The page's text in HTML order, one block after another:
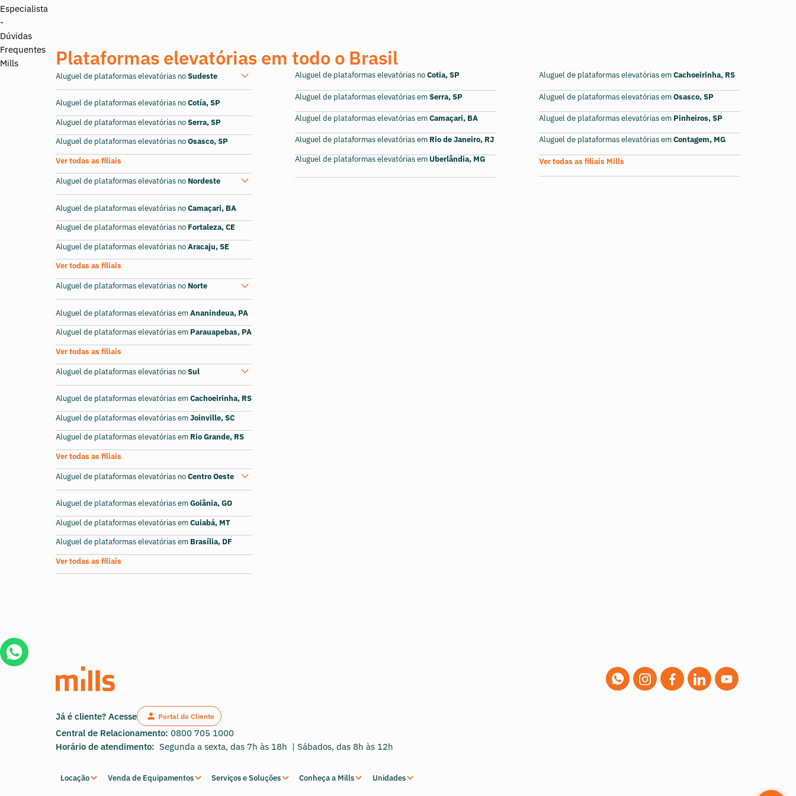
Plataformas elevatórias em todo o Brasil
Aluguel de plataformas elevatórias noSudeste
Aluguel de plataformas elevatórias noCotía, SP
Aluguel de plataformas elevatórias noSerra, SP
Aluguel de plataformas elevatórias noOsasco, SP
Ver todas as filiais
Aluguel de plataformas elevatórias no Nordeste
Aluguel de plataformas elevatórias noCamaçari, BA
Aluguel de plataformas elevatórias no Fortaleza, CE
Aluguel de plataformas elevatórias noAracaju, SE
Ver todas as filiais
Aluguel de plataformas elevatórias no Norte
Aluguel de plataformas elevatórias emAnanindeua, PA
Aluguel de plataformas elevatórias em Parauapebas, PA
Ver todas as filiais
Aluguel de plataformas elevatórias noSul
Aluguel de plataformas elevatórias emCachoeirinha, RS
Aluguel de plataformas elevatórias emJoinville, SC
Aluguel de plataformas elevatórias em Rio Grande, RS
Ver todas as filiais
Aluguel de plataformas elevatórias noCentro Oeste
Aluguel de plataformas elevatórias emGoiânia, GO
Aluguel de plataformas elevatórias emCuiabá, MT
Aluguel de plataformas elevatórias em Brasília, DF
Ver todas as filiais
Aluguel de plataformas elevatórias noCotia, SP
Aluguel de plataformas elevatórias emSerra, SP
Aluguel de plataformas elevatórias emCamaçari, BA
Aluguel de plataformas elevatórias em Rio de Janeiro, RJ
Aluguel de plataformas elevatórias emUberlândia, MG
Aluguel de plataformas elevatórias emCachoeirinha, RS
Aluguel de plataformas elevatórias emOsasco, SP
Aluguel de plataformas elevatórias em Pinheiros, SP
Aluguel de plataformas elevatórias emContagem, MG
Ver todas as filiais Mills
Já é cliente? Acesse Portal do Cliente
Central de Relacionamento: 0800 705 1000
Horário de atendimento:Segunda a sexta, das 7h às 18h | Sábados, das 8h às 12h
Locação Venda de Equipamentos Serviços e Soluções Conheça a Mills Unidades